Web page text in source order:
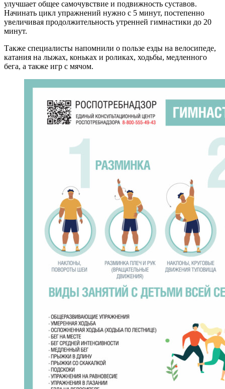
улучшает общее самочувствие и подвижность суставов.
Начинать цикл упражнений нужно с 5 минут, постепенно
увеличивая продолжительность утренней гимнастики до 20
минут.
Также специалисты напомнили о пользе езды на велосипеде,
катания на лыжах, коньках и роликах, ходьбы, медленного
бега, а также игр с мячом.